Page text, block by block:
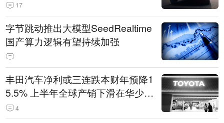
17
字节跳动推出大模型SeedRealtime
国产算力逻辑有望持续加强
丰田汽车净利或三连跌本财年预降1
5.5% 上半年全球产销下滑在华少卖
14.3万辆
4